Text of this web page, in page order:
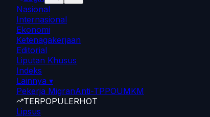
Nasional
Internasional
Ekonomi
Ketenagakerjaan
Editorial
Liputan Khusus
Indeks
Lainnya ▾
Pekerja MigranAnti-TPPOUMKM
TERPOPULERHOT
Lipsus